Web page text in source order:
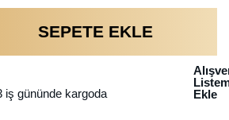
SEPETE EKLE
iş gününde kargoda
Ekle